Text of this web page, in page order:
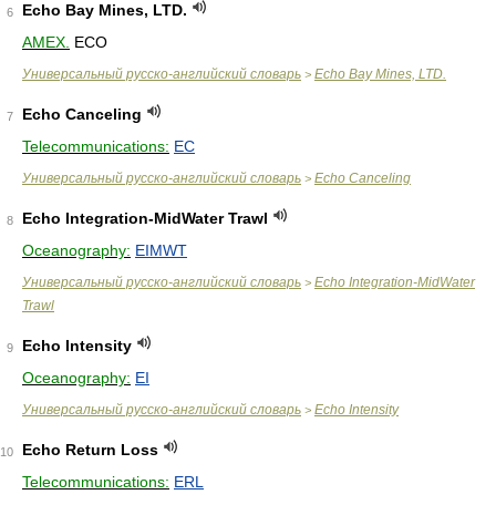
6
Echo Bay Mines, LTD.
AMEX. ECO
Универсальный русско-английский словарь > Echo Bay Mines, LTD.
7
Echo Canceling
Telecommunications: EC
Универсальный русско-английский словарь > Echo Canceling
8
Echo Integration-MidWater Trawl
Oceanography: EIMWT
Универсальный русско-английский словарь > Echo Integration-MidWater
Trawl
9
Echo Intensity
Oceanography: EI
Универсальный русско-английский словарь > Echo Intensity
10
Echo Return Loss
Telecommunications: ERL